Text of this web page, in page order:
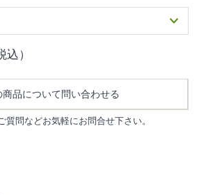
込）
商品について問い合わせる
問などお気軽にお問合せ下さい。